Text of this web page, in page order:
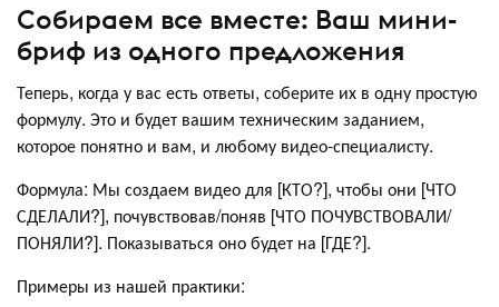
Собираем все вместе: Ваш мини-
бриф из одного предложения
Теперь, когда у вас есть ответы, соберите их в одну простую
формулу. Это и будет вашим техническим заданием,
которое понятно и вам, и любому видео-специалисту.
Формула: Мы создаем видео для [КТО?], чтобы они [ЧТО
СДЕЛАЛИ?], почувствовав/поняв [ЧТО ПОЧУВСТВОВАЛИ/
ПОНЯЛИ?]. Показываться оно будет на [ГДЕ?].
Примеры из нашей практики: